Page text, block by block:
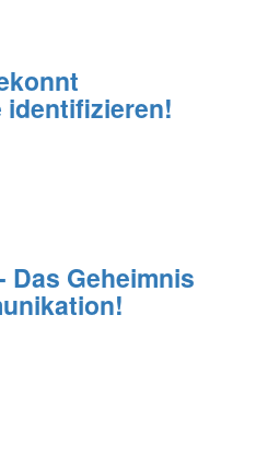
Das Geheimnis